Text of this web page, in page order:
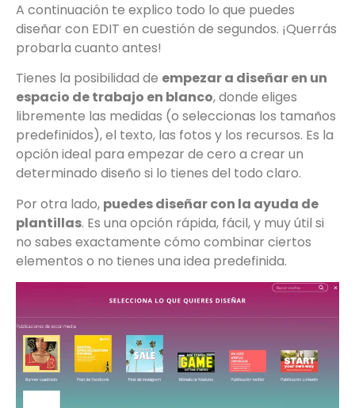
A continuación te explico todo lo que puedes
diseñar con EDIT en cuestión de segundos. ¡Querrás
probarla cuanto antes!
Tienes la posibilidad de empezar a diseñar en un
espacio de trabajo en blanco, donde eliges
libremente las medidas (o seleccionas los tamaños
predefinidos), el texto, las fotos y los recursos. Es la
opción ideal para empezar de cero a crear un
determinado diseño si lo tienes del todo claro.
Por otra lado, puedes diseñar con la ayuda de
plantillas. Es una opción rápida, fácil, y muy útil si
no sabes exactamente cómo combinar ciertos
elementos o no tienes una idea predefinida.